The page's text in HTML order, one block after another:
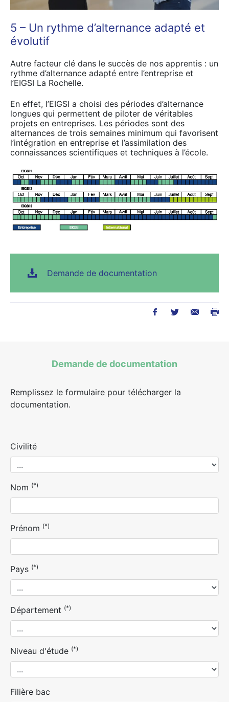
5 – Un rythme d’alternance adapté et
évolutif
Autre facteur clé dans le succès de nos apprentis : un
rythme d’alternance adapté entre l’entreprise et
l’EIGSI La Rochelle.
En effet, l’EIGSI a choisi des périodes d’alternance
longues qui permettent de piloter de véritables
projets en entreprises. Les périodes sont des
alternances de trois semaines minimum qui favorisent
l’intégration en entreprise et l’assimilation des
connaissances scientifiques et techniques à l’école.
Demande de documentation
Demande de documentation
Remplissez le formulaire pour télécharger la
documentation.
Civilité
Nom (*)
Prénom (*)
Pays (*)
Département (*)
Niveau d'étude (*)
Filière bac